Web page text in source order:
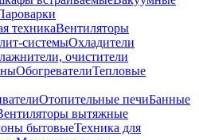
техникаВентиляторы
системыОхладители
очистители
ОбогревателиТепловые
Отопительные печиБанные
вытяжные
бытовыеТехника для